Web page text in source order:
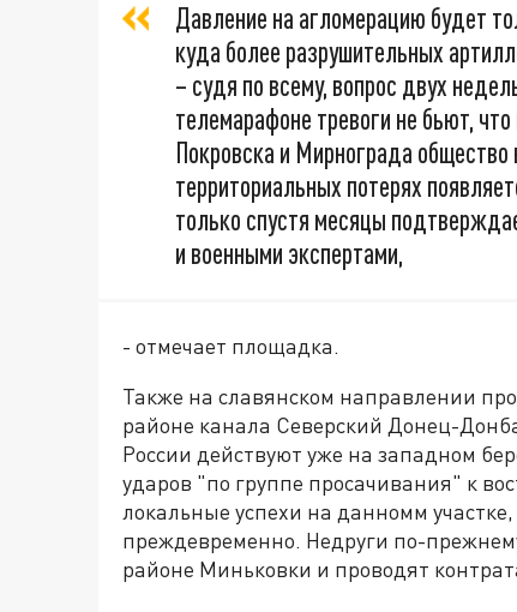
Давление на агломерацию будет
куда более разрушительных
– судя по всему, вопрос двух
телемарафоне тревоги не бьют,
Покровска и Мирнограда
территориальных потерях
только спустя месяцы
и военными экспертами,
- отмечает площадка.
Также на славянском направлении
районе канала Северский Донец-
России действуют уже на западном
ударов "по группе просачивания" к
локальные успехи на данномм
преждевременно. Недруги по-
районе Миньковки и проводят